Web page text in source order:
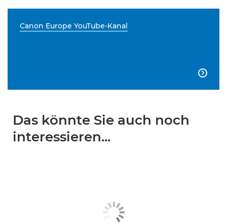
Canon Europe YouTube-Kanal

Das könnte Sie auch noch
interessieren...